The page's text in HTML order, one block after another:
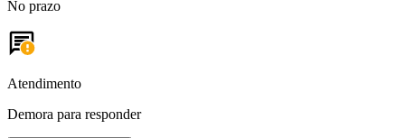
No prazo
Atendimento
Demora para responder